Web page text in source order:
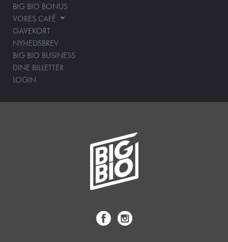
BIG BIO BONUS
VORES CAFÉ
GAVEKORT
NYHEDSBREV
BIG BIO BUSINESS
DINE BILLETTER
LOGIN